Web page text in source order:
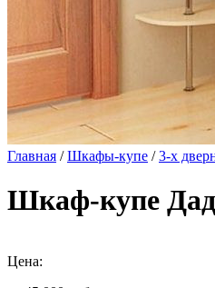
Главная /Шкафы-купе /3-х
Шкаф-купе
Цена: